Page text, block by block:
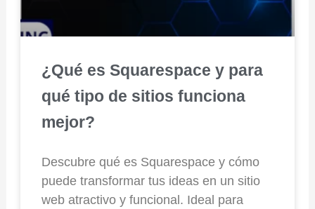
¿Qué es Squarespace y para
qué tipo de sitios funciona
mejor?
Descubre qué es Squarespace y cómo
puede transformar tus ideas en un sitio
web atractivo y funcional. Ideal para